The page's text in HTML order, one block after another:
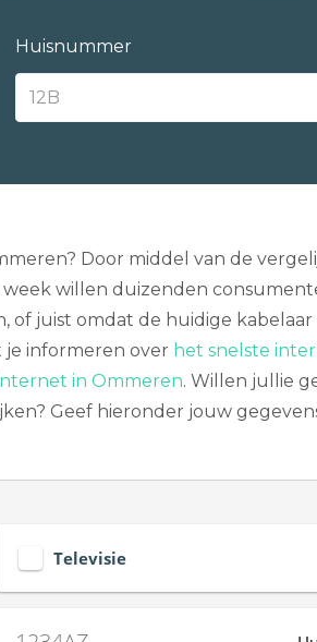
Huisnummer
Door middel van de
willen duizenden
of juist omdat de huidige
je informeren over het snelste
in Ommeren. Willen jullie
Geef hieronder jouw
Televisie